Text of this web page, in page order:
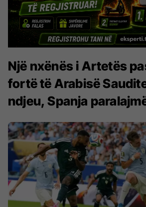
Një nxënës i Artetës
fortë të Arabisë
ndjeu, Spanja